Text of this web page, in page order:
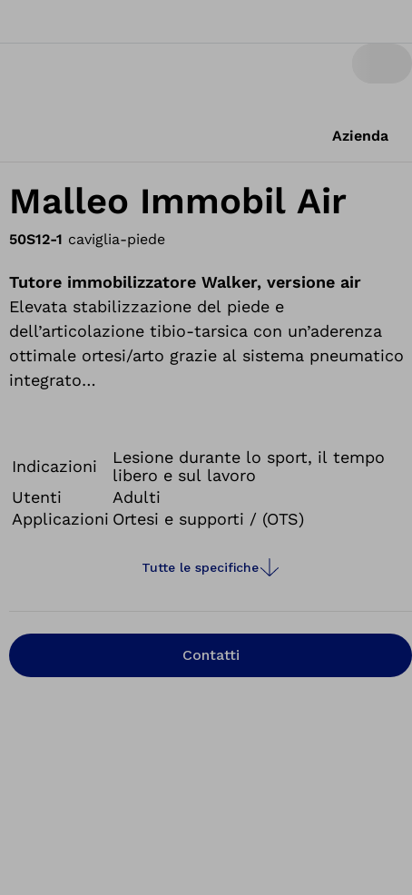
Azienda
Malleo Immobil Air
50S12-1 caviglia-piede
Tutore immobilizzatore Walker, versione air
Elevata stabilizzazione del piede e
dell’articolazione tibio-tarsica con un’aderenza
ottimale ortesi/arto grazie al sistema pneumatico
integrato
favorisce anche una migliore circolazione
Non impedisce la possibile deambulazione
Indicazioni
Lesione durante lo sport, il tempo
libero e sul lavoro
Utenti
Adulti
Applicazioni Ortesi e supporti / (OTS)
Tutte le specifiche
Contatti